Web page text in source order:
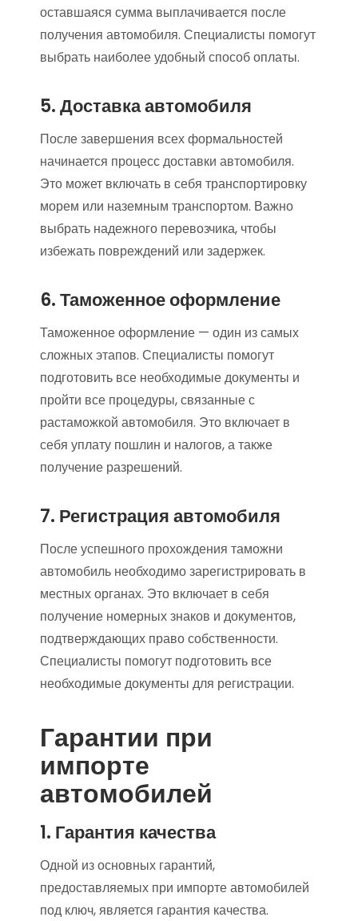
оставшаяся сумма выплачивается после
получения автомобиля. Специалисты помогут
выбрать наиболее удобный способ оплаты.
5. Доставка автомобиля
После завершения всех формальностей
начинается процесс доставки автомобиля.
Это может включать в себя транспортировку
морем или наземным транспортом. Важно
выбрать надежного перевозчика, чтобы
избежать повреждений или задержек.
6. Таможенное оформление
Таможенное оформление — один из самых
сложных этапов. Специалисты помогут
подготовить все необходимые документы и
пройти все процедуры, связанные с
растаможкой автомобиля. Это включает в
себя уплату пошлин и налогов, а также
получение разрешений.
7. Регистрация автомобиля
После успешного прохождения таможни
автомобиль необходимо зарегистрировать в
местных органах. Это включает в себя
получение номерных знаков и документов,
подтверждающих право собственности.
Специалисты помогут подготовить все
необходимые документы для регистрации.
Гарантии при
импорте
автомобилей
1. Гарантия качества
Одной из основных гарантий,
предоставляемых при импорте автомобилей
под ключ, является гарантия качества.